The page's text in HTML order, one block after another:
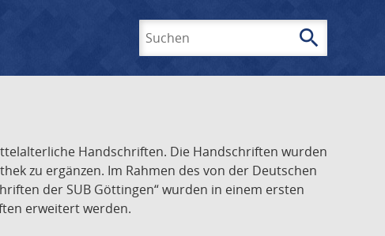
search
Handschriften. Die Handschriften wurden
zu ergänzen. Im Rahmen des von der Deutschen
der SUB Göttingen“ wurden in einem ersten
erweitert werden.